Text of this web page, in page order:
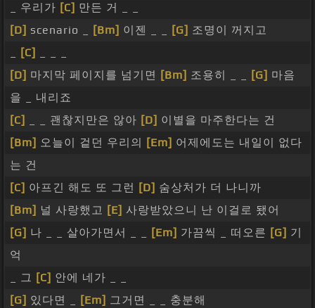
_ 우리가 [C] 만든 거 _ _
[D] scenario _ [Bm] 이젠 _ _ [G] 조명이 꺼지고
[C]
[D] 마지막 페이지를 넘기면 [Bm] 조용히 _ _ [G] 마음
을 _ 내리죠
[C]
_ _ 괜찮지만은 않아 [D] 이별을 마주한다는 건
[Bm] 오늘이 겉던 우리의 [Em] 어제에도는 내일이 없다
는 건
[C] 아프긴 해도 또 그런 [D] 숨상처가 더 나니까
[Bm] 널 사랑했고 [E] 사랑받았으니 난 이걸로 됐어
[G] 나 _ _ 살아가면서 _ _ [Em] 가끔씩 _ 떠오른 [G] 기
억
_ 그 [C] 안에 네가 _ _
[G] 있다면 _ [Em] 그거면 _ _ 충분해